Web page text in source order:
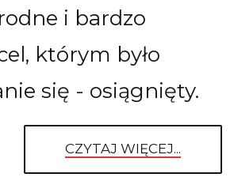
i bardzo
którym było
się - osiągnięty.
CZYTAJ WIĘCEJ...